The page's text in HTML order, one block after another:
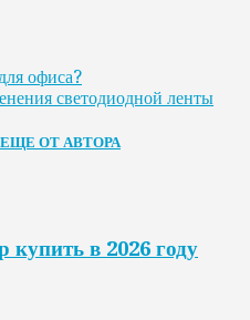
офиса?
светодиодной ленты
ЕЩЕ ОТ АВТОРА
купить в 2026 году